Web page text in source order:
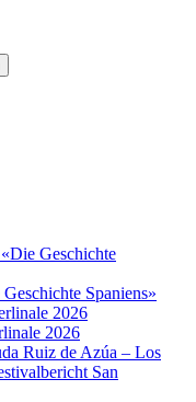
Geschichte
Spaniens»
2026
2026
Ruiz de Azúa – Los
San